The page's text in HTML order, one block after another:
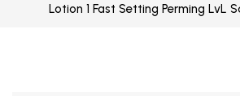
Lotion 1 Fast Setting Perming LvL